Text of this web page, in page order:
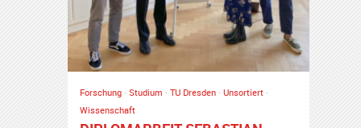
Forschung · Studium · TU Dresden · Unsortiert ·
Wissenschaft